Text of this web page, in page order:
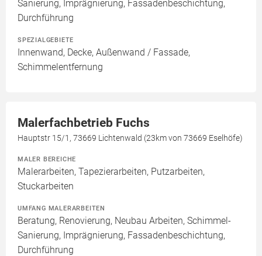
Sanierung, Imprägnierung, Fassadenbeschichtung,
Durchführung
SPEZIALGEBIETE
Innenwand, Decke, Außenwand / Fassade,
Schimmelentfernung
Malerfachbetrieb Fuchs
Hauptstr 15/1, 73669 Lichtenwald (23km von 73669 Eselhöfe)
MALER BEREICHE
Malerarbeiten, Tapezierarbeiten, Putzarbeiten,
Stuckarbeiten
UMFANG MALERARBEITEN
Beratung, Renovierung, Neubau Arbeiten, Schimmel-
Sanierung, Imprägnierung, Fassadenbeschichtung,
Durchführung